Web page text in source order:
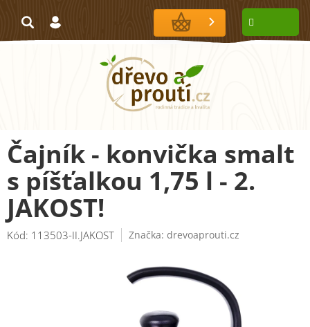
NÁKUPNÍ
KOŠÍK
Čajník - konvička smalt
s píšťalkou 1,75 l - 2.
JAKOST!
Kód: 113503-II.JAKOST Značka: drevoaprouti.cz